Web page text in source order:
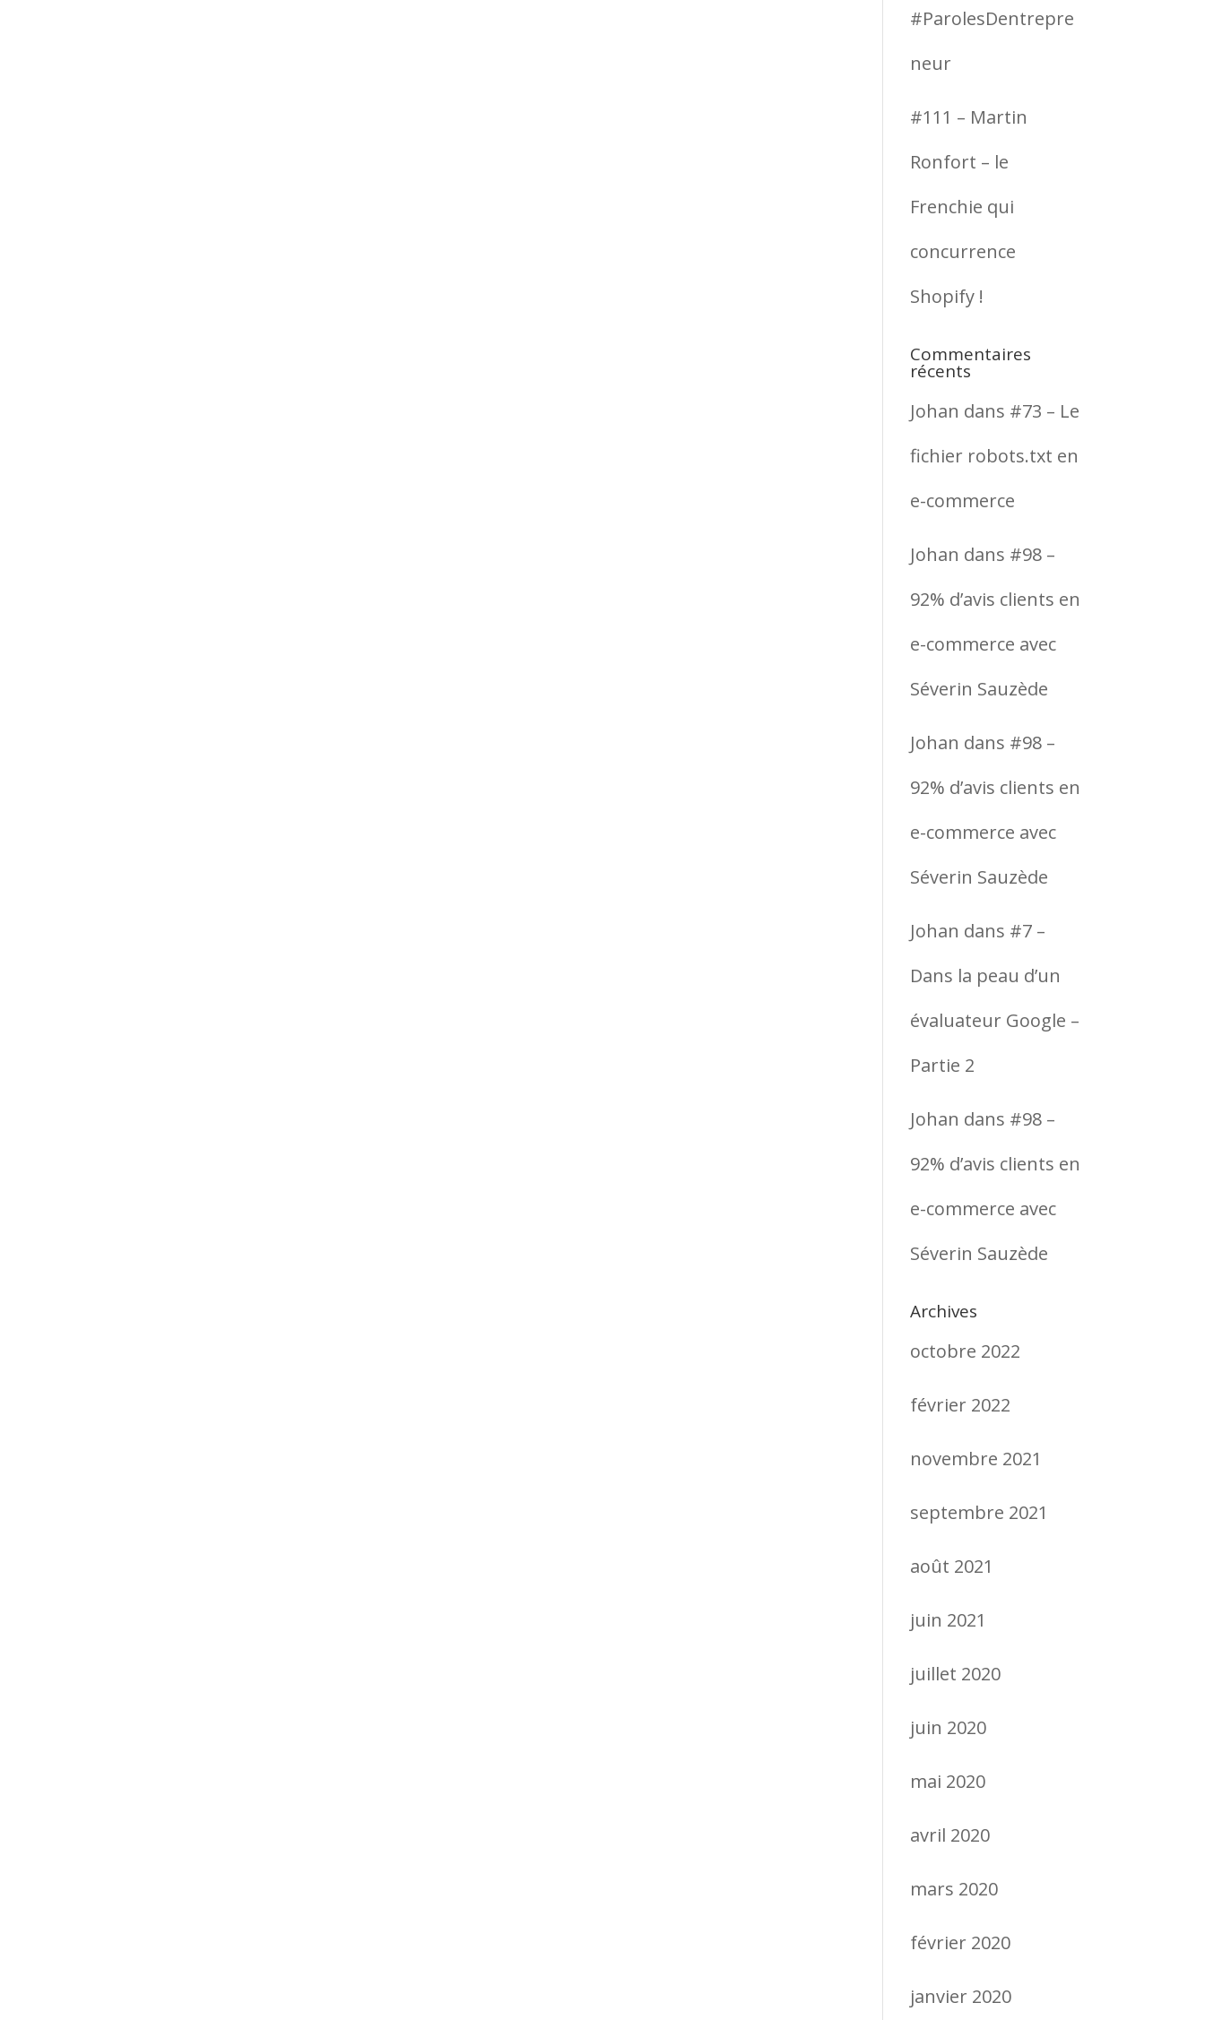
#ParolesDentrepre
neur
#111 – Martin
Ronfort – le
Frenchie qui
concurrence
Shopify !
Commentaires
récents
Johan dans #73 – Le
fichier robots.txt en
e-commerce
Johan dans #98 –
92% d’avis clients en
e-commerce avec
Séverin Sauzède
Johan dans #98 –
92% d’avis clients en
e-commerce avec
Séverin Sauzède
Johan dans #7 –
Dans la peau d’un
évaluateur Google –
Partie 2
Johan dans #98 –
92% d’avis clients en
e-commerce avec
Séverin Sauzède
Archives
octobre 2022
février 2022
novembre 2021
septembre 2021
août 2021
juin 2021
juillet 2020
juin 2020
mai 2020
avril 2020
mars 2020
février 2020
janvier 2020